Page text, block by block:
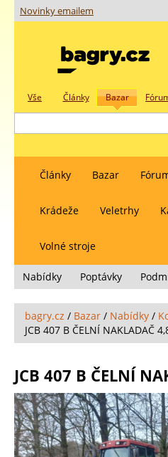
Novinky emailem
Vše Články Bazar
Články Bazar
Krádeže Veletrhy
Volné stroje
Nabídky Poptávky
bagry.cz / Bazar / Nabídky /
JCB 407 B ČELNÍ NAKLADAČ
JCB 407 B ČELNÍ